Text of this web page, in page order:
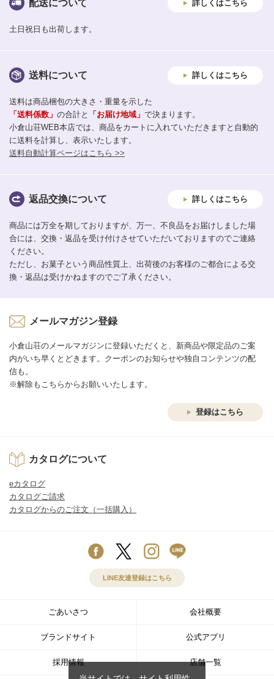
配送について 詳しくはこちら
土日祝日も出荷します。
送料について 詳しくはこちら
送料は商品梱包の大きさ・重量を示した
「送料係数」 の合計と 「お届け地域」 で決まります。
小倉山荘WEB本店では、商品をカートに入れていただきますと自動的
に送料を計算し、表示いたします。
送料自動計算ページはこちら >>
返品交換について 詳しくはこちら
商品には万全を期しておりますが、万一、不良品をお届けしました場
合には、交換・返品を受け付けさせていただいておりますのでご連絡
ください。
ただし、お菓子という商品性質上、出荷後のお客様のご都合による交
換・返品は受けかねますのでご了承ください。
メールマガジン登録
小倉山荘のメールマガジンに登録いただくと、新商品や限定品のご案
内がいち早くとどきます。クーポンのお知らせや独自コンテンツの配
信も。
※解除もこちらからお願いいたします。
登録はこちら
カタログについて
eカタログ
カタログご請求
カタログからのご注文（一括購入）
LINE友達登録はこちら
ごあいさつ 会社概要
ブランドサイト 公式アプリ
採用情報 店舗一覧